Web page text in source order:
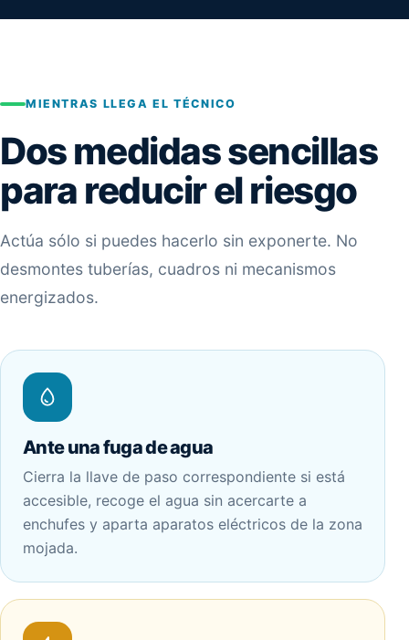
MIENTRAS LLEGA EL TÉCNICO
Dos medidas sencillas
para reducir el riesgo
Actúa sólo si puedes hacerlo sin exponerte. No
desmontes tuberías, cuadros ni mecanismos
energizados.
Ante una fuga de agua
Cierra la llave de paso correspondiente si está
accesible, recoge el agua sin acercarte a
enchufes y aparta aparatos eléctricos de la zona
mojada.